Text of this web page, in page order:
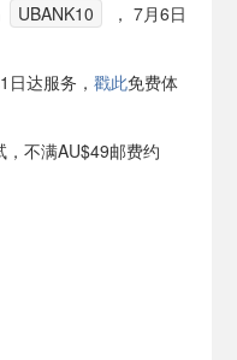
UBANK10
， 7月6日
达服务， 戳此免费体
不满AU$49邮费约